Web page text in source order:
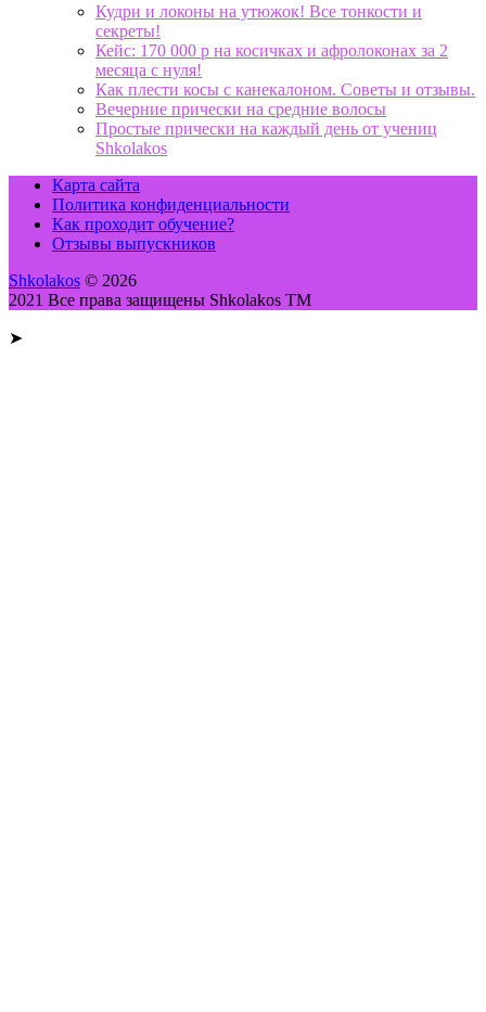
Кудри и локоны на утюжок! Все тонкости и
секреты!
Кейс: 170 000 р на косичках и афролоконах за 2
месяца с нуля!
Как плести косы с канекалоном. Советы и отзывы.
Вечерние прически на средние волосы
Простые прически на каждый день от учениц
Shkolakos
Карта сайта
Политика конфиденциальности
Как проходит обучение?
Отзывы выпускников
Shkolakos © 2026
2021 Все права защищены Shkolakos TM
➤